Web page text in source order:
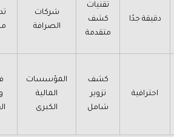
دقيقة جدًا
تقنيات
كشف
متقدمة
شركات
الصرافة
احترافية
كشف
تزوير
شامل
المؤسسات
المالية
الكبرى